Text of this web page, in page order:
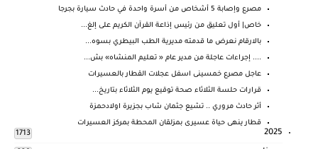
مصرع وإصابة 5 أشخاص من أسرة واحدة في حادث سيارة بجرجا
خاص| أول تعليق من رئيس إذاعة القرآن الكريم على إلغ...
بالارقام نعرض ما قدمته مديرية الطب البيطري بسوه...
.... إجراءات عاجلة من مدير عام « تعليم المنشاه» بش...
عاجل مصرع خمسينى اسفل عجلات القطار بالعسيرات
قرارات حلسة الثلاثاء صحة توقيع يوم الثلاثاء بتاريخ...
أثر حادث مروري .. تشيع جثمان شاب بجزيرة اولادحمزة
قطار ينهى حياة عسيرى بمزلقان المحطة بمركز العسيرات
2025
1713